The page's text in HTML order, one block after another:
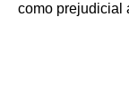
como prejudicial